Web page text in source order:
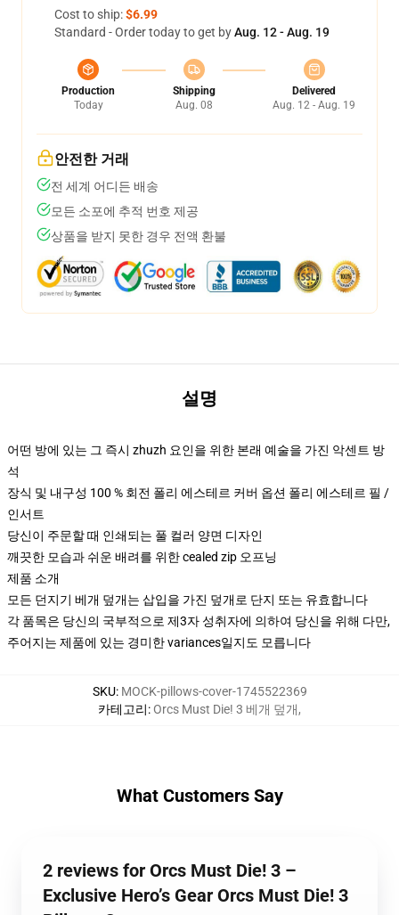
Cost to ship:$6.99
Standard - Order today to get byAug. 12 - Aug. 19
Production
Today
Shipping
Aug. 08
Delivered
Aug. 12 - Aug. 19
안전한 거래
전 세계 어디든 배송
모든 소포에 추적 번호 제공
상품을 받지 못한 경우 전액 환불
설명
어떤 방에 있는 그 즉시 zhuzh 요인을 위한 본래 예술을 가진 악센트 방
석
장식 및 내구성 100 % 회전 폴리 에스테르 커버 옵션 폴리 에스테르 필 /
인서트
당신이 주문할 때 인쇄되는 풀 컬러 양면 디자인
깨끗한 모습과 쉬운 배려를 위한 cealed zip 오프닝
제품 소개
모든 던지기 베개 덮개는 삽입을 가진 덮개로 단지 또는 유효합니다
각 품목은 당신의 국부적으로 제3자 성취자에 의하여 당신을 위해 다만,
주어지는 제품에 있는 경미한 variances일지도 모릅니다
SKU: MOCK-pillows-cover-1745522369
카테고리:Orcs Must Die! 3 베개 덮개,
What Customers Say
2 reviews for Orcs Must Die! 3 –
Exclusive Hero’s Gear Orcs Must Die! 3